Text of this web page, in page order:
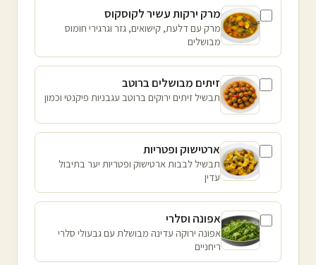
מרק ירקות עשיר לקוסקוס
מרק עם דלעת, קישואים, גזר וגרגירי חומוס
מבושלים
זיתים מבושלים ברוטב
תבשיל זיתים ירוקים ברוטב עגבניות פיקנטי וכמון
ארטישוק ופטריות
תבשיל לבבות ארטישוק ופטריות יער בתיבול
עדין
אפונה וסלרי
אפונה ירוקה עדינה מבושלת עם גבעולי סלרי
ריחניים